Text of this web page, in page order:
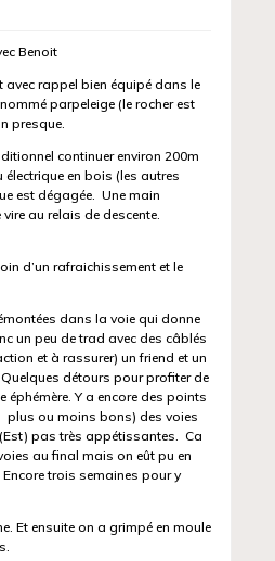
Benoit
rappel bien équipé dans le
parpeleige (le rocher est
presque.
continuer environ 200m
électrique en bois (les autres
est dégagée. Une main
au relais de descente.
d’un rafraichissement et le
dans la voie qui donne
un peu de trad avec des câblés
et à rassurer) un friend et un
détours pour profiter de
Y a encore des points
plus ou moins bons) des voies
pas très appétissantes. Ca
au final mais on eût pu en
trois semaines pour y
Et ensuite on a grimpé en moule